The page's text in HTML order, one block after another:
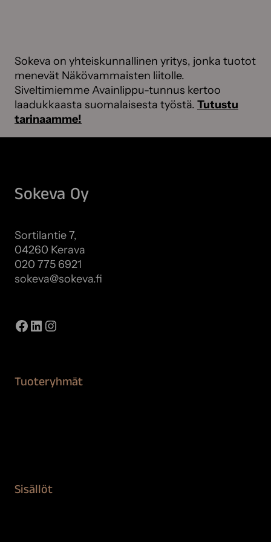
Sokeva on yhteiskunnallinen yritys, jonka tuotot
menevät Näkövammaisten liitolle.
Siveltimiemme Avainlippu-tunnus kertoo
laadukkaasta suomalaisesta työstä. Tutustu
tarinaamme!
Sokeva Oy
Sortilantie 7,
04260 Kerava
020 775 6921
sokeva@sokeva.fi
Facebook
LinkedIn
Instagram
Tuoteryhmät
Sisällöt